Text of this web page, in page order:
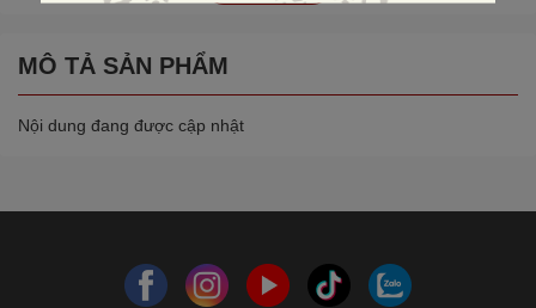
MÔ TẢ SẢN PHẨM
Nội dung đang được cập nhật